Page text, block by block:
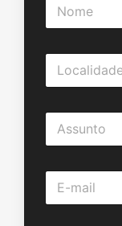
m
L
c
d
A
s
o
E
a